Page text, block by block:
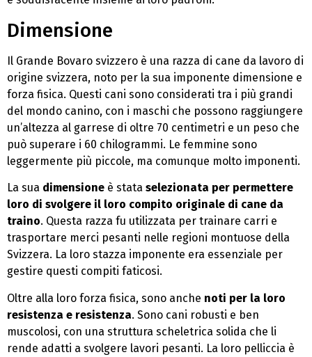
Dimensione
Il Grande Bovaro svizzero è una razza di cane da lavoro di
origine svizzera, noto per la sua imponente dimensione e
forza fisica. Questi cani sono considerati tra i più grandi
del mondo canino, con i maschi che possono raggiungere
un’altezza al garrese di oltre 70 centimetri e un peso che
può superare i 60 chilogrammi. Le femmine sono
leggermente più piccole, ma comunque molto imponenti.
La sua dimensione è stata selezionata per permettere
loro di svolgere il loro compito originale di cane da
traino. Questa razza fu utilizzata per trainare carri e
trasportare merci pesanti nelle regioni montuose della
Svizzera. La loro stazza imponente era essenziale per
gestire questi compiti faticosi.
Oltre alla loro forza fisica, sono anche noti per la loro
resistenza e resistenza. Sono cani robusti e ben
muscolosi, con una struttura scheletrica solida che li
rende adatti a svolgere lavori pesanti. La loro pelliccia è